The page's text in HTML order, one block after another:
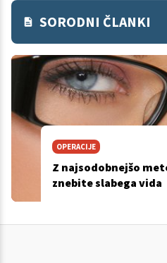
SORODNI ČLANKI
OPERACIJE
Z najsodobnejšo
znebite slabega vida